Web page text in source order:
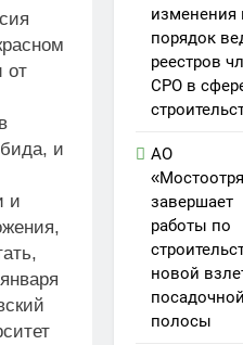
от
и
и
изменения
порядок
реестров
СРО в
АО
завершает
работы по
новой
полосы